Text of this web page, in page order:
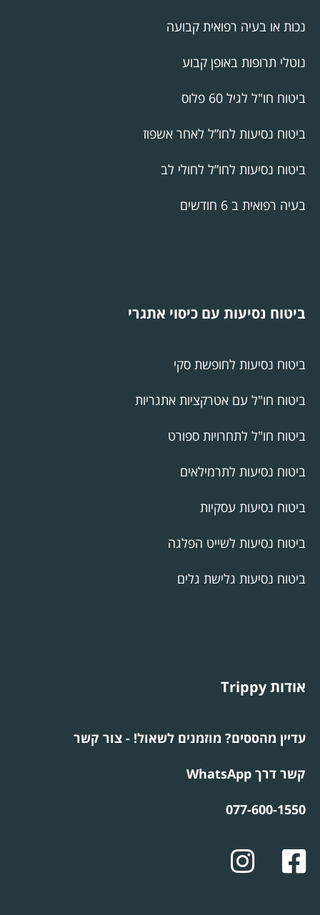
נכות או בעיה רפואית קבועה
נוטלי תרופות באופן קבוע
ביטוח חו"ל לגיל 60 פלוס
ביטוח נסיעות לחו”ל לאחר אשפוז
ביטוח נסיעות לחו”ל לחולי לב
בעיה רפואית ב 6 חודשים
ביטוח נסיעות עם כיסוי אתגרי
ביטוח נסיעות לחופשת סקי
ביטוח חו"ל עם אטרקציות אתגריות
ביטוח חו"ל לתחרויות ספורט
ביטוח נסיעות לתרמילאים
ביטוח נסיעות עסקיות
ביטוח נסיעות לשייט הפלגה
ביטוח נסיעות גלישת גלים
אודות Trippy
עדיין מהססים? מוזמנים לשאול! - צור קשר
קשר דרך WhatsApp
077-600-1550